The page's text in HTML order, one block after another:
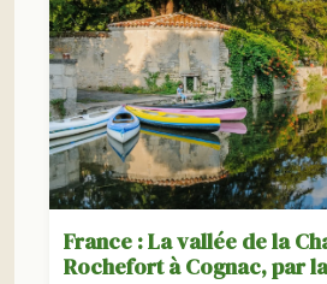
France : La vallée de la
Rochefort à Cognac, par